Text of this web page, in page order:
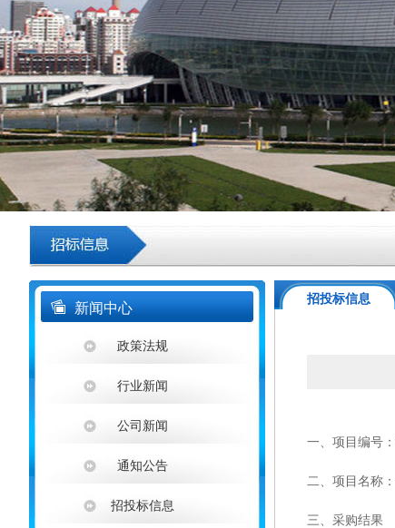
新闻中心
政策法规
行业新闻
公司新闻
通知公告
招投标信息
招投标信息
一、 项目编号：
二、项目名称：
三、采购结果